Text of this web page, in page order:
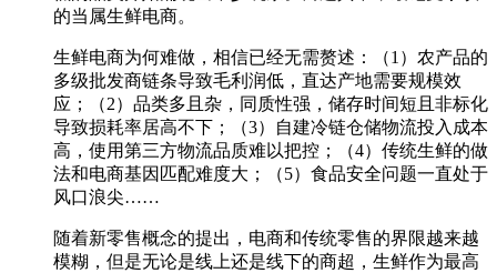
的当属生鲜电商。
生鲜电商为何难做，相信已经无需赘述：（1）农产品的
多级批发商链条导致毛利润低，直达产地需要规模效
应；（2）品类多且杂，同质性强，储存时间短且非标化
导致损耗率居高不下；（3）自建冷链仓储物流投入成本
高，使用第三方物流品质难以把控；（4）传统生鲜的做
法和电商基因匹配难度大；（5）食品安全问题一直处于
风口浪尖……
随着新零售概念的提出，电商和传统零售的界限越来越
模糊，但是无论是线上还是线下的商超，生鲜作为最高